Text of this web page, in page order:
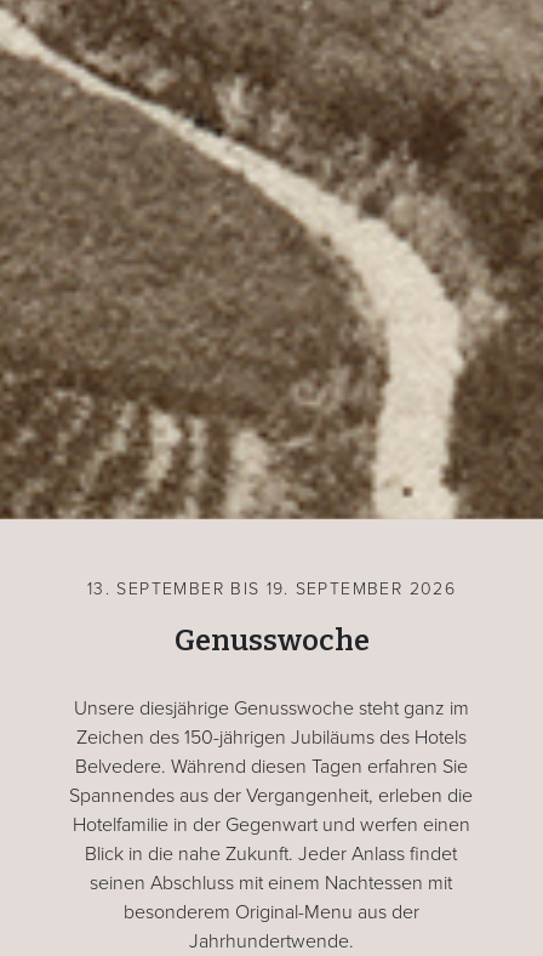
13. SEPTEMBER BIS 19. SEPTEMBER 2026
Genusswoche
Unsere diesjährige Genusswoche steht ganz im
Zeichen des 150-jährigen Jubiläums des Hotels
Belvedere. Während diesen Tagen erfahren Sie
Spannendes aus der Vergangenheit, erleben die
Hotelfamilie in der Gegenwart und werfen einen
Blick in die nahe Zukunft. Jeder Anlass findet
seinen Abschluss mit einem Nachtessen mit
besonderem Original-Menu aus der
Jahrhundertwende.